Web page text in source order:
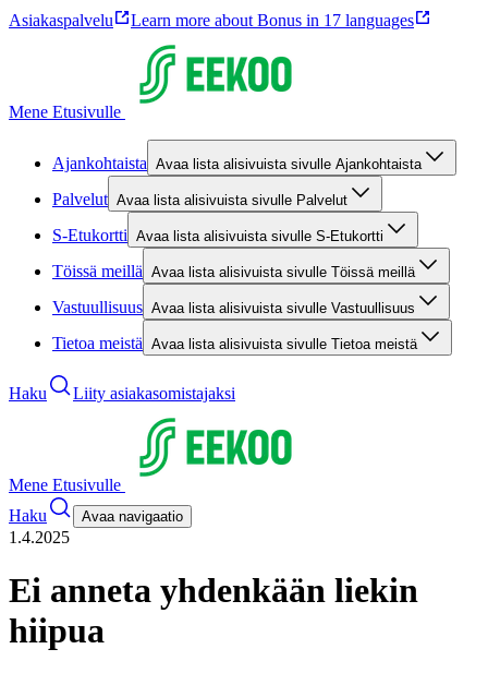
Asiakaspalvelu Learn more about Bonus in 17 languages
Mene Etusivulle
Ajankohtaista Avaa lista alisivuista sivulle Ajankohtaista
Palvelut Avaa lista alisivuista sivulle Palvelut
S-Etukortti Avaa lista alisivuista sivulle S-Etukortti
Töissä meillä Avaa lista alisivuista sivulle Töissä meillä
Vastuullisuus Avaa lista alisivuista sivulle Vastuullisuus
Tietoa meistä Avaa lista alisivuista sivulle Tietoa meistä
Haku Liity asiakasomistajaksi
Mene Etusivulle
Haku
Avaa navigaatio
1.4.2025
Ei anneta yhdenkään liekin
hiipua